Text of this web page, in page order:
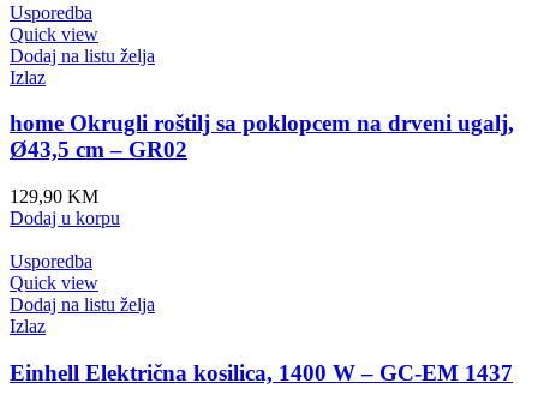
Usporedba
Quick view
Dodaj na listu želja
Izlaz
home Okrugli roštilj sa poklopcem na drveni ugalj,
Ø43,5 cm – GR02
129,90 KM
Dodaj u korpu
Usporedba
Quick view
Dodaj na listu želja
Izlaz
Einhell Električna kosilica, 1400 W – GC-EM 1437